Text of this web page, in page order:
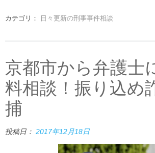
カテゴリ： 日々更新の刑事事件相談
京都市から弁護士
料相談！振り込め
捕
投稿日： 2017年12月18日